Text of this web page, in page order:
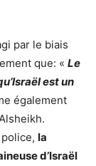
par le biais
que: « Le
est un
également
la
d’Israël